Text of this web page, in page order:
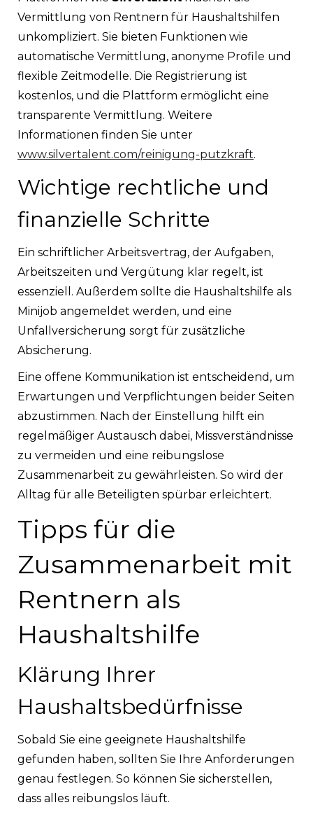
Vermittlung von Rentnern für Haushaltshilfen
unkompliziert. Sie bieten Funktionen wie
automatische Vermittlung, anonyme Profile und
flexible Zeitmodelle. Die Registrierung ist
kostenlos, und die Plattform ermöglicht eine
transparente Vermittlung. Weitere
Informationen finden Sie unter
www.silvertalent.com/reinigung-putzkraft.
Wichtige rechtliche und
finanzielle Schritte
Ein schriftlicher Arbeitsvertrag, der Aufgaben,
Arbeitszeiten und Vergütung klar regelt, ist
essenziell. Außerdem sollte die Haushaltshilfe als
Minijob angemeldet werden, und eine
Unfallversicherung sorgt für zusätzliche
Absicherung.
Eine offene Kommunikation ist entscheidend, um
Erwartungen und Verpflichtungen beider Seiten
abzustimmen. Nach der Einstellung hilft ein
regelmäßiger Austausch dabei, Missverständnisse
zu vermeiden und eine reibungslose
Zusammenarbeit zu gewährleisten. So wird der
Alltag für alle Beteiligten spürbar erleichtert.
Tipps für die
Zusammenarbeit mit
Rentnern als
Haushaltshilfe
Klärung Ihrer
Haushaltsbedürfnisse
Sobald Sie eine geeignete Haushaltshilfe
gefunden haben, sollten Sie Ihre Anforderungen
genau festlegen. So können Sie sicherstellen,
dass alles reibungslos läuft.